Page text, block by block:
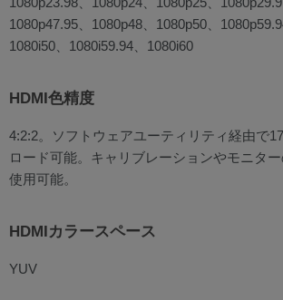
1080p47.95、1080p48、1080p50、
1080i50、1080i59.94、1080i60
HDMI色精度
4:2:2。ソフトウェアユーティリティ経由で
ロード可能。キャリブレーションやモニタ
使用可能。
HDMIカラースペース
YUV